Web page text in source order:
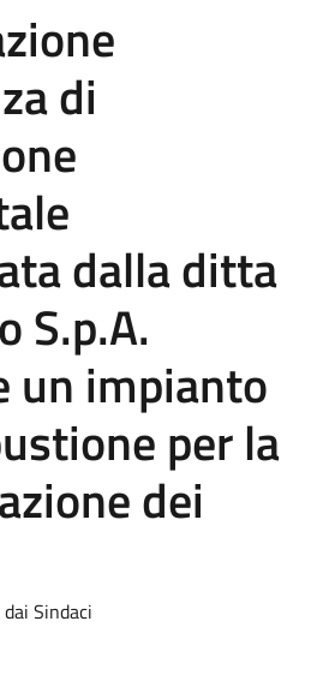
di
dalla ditta
S.p.A.
un impianto
per la
dei
Sindaci